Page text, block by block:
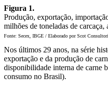
Figura 1.
Produção, exportação,
milhões de toneladas de
Fonte: Secex, IBGE / Elaborado por Scot
Nos últimos 29 anos, na série
exportação e da produção de
disponibilidade interna de carne
consumo no Brasil).